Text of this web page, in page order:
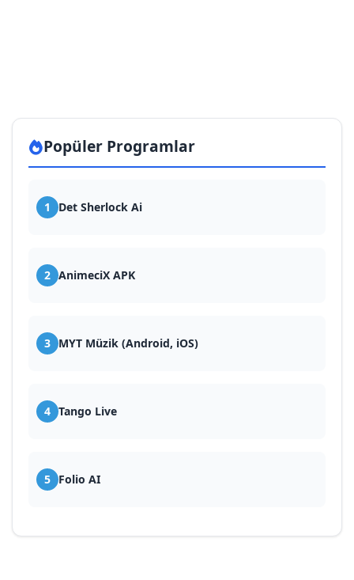
Popüler Programlar
1 Det Sherlock Ai
2 AnimeciX APK
3 MYT Müzik (Android, iOS)
4 Tango Live
5 Folio AI